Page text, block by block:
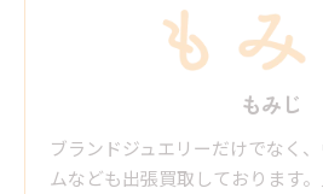
もみじ
ブランドジュエリーだけでなく
ムなども出張買取しております